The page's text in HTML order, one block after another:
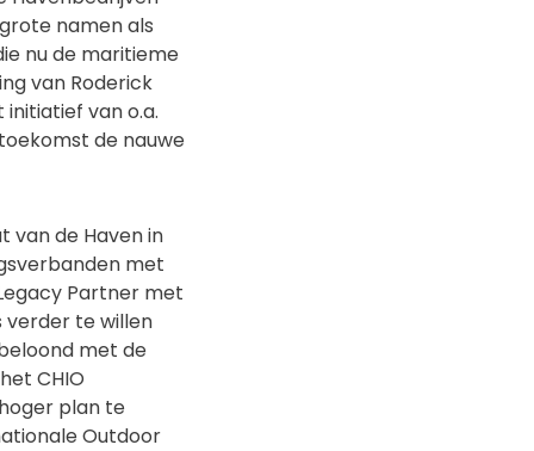
namen als
nu de maritieme
van Roderick
van o.a.
de nauwe
van de Haven in
met
Partner met
verder te willen
met de
CHIO
plan te
Outdoor